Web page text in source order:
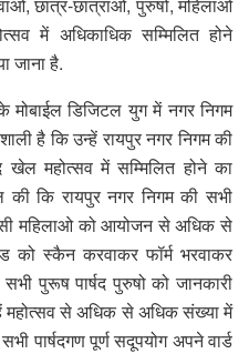
में अधिकाधिक सम्मिलित होने
जाना है.
डिजिटल युग में नगर निगम
है कि उन्हें रायपुर नगर निगम की
खेल महोत्सव में सम्मिलित होने का
की कि रायपुर नगर निगम की सभी
महिलाओ को आयोजन से अधिक से
स्कैन करवाकर फॉर्म भरवाकर
पुरूष पार्षद पुरुषो को जानकारी
महोत्सव से अधिक से अधिक संख्या में
पार्षदगण पूर्ण सदूपयोग अपने वार्ड